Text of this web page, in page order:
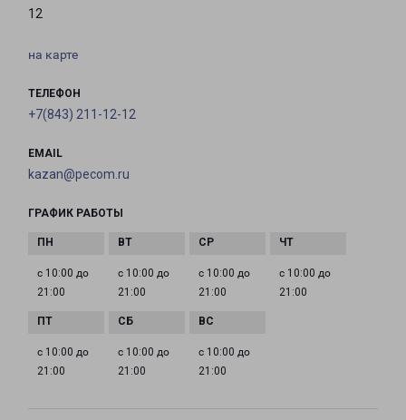
12
на карте
ТЕЛЕФОН
+7(843) 211-12-12
EMAIL
kazan@pecom.ru
ГРАФИК РАБОТЫ
с 10:00 до
21:00
с 10:00 до
21:00
с 10:00 до
21:00
с 10:00 до
21:00
с 10:00 до
21:00
с 10:00 до
21:00
с 10:00 до
21:00